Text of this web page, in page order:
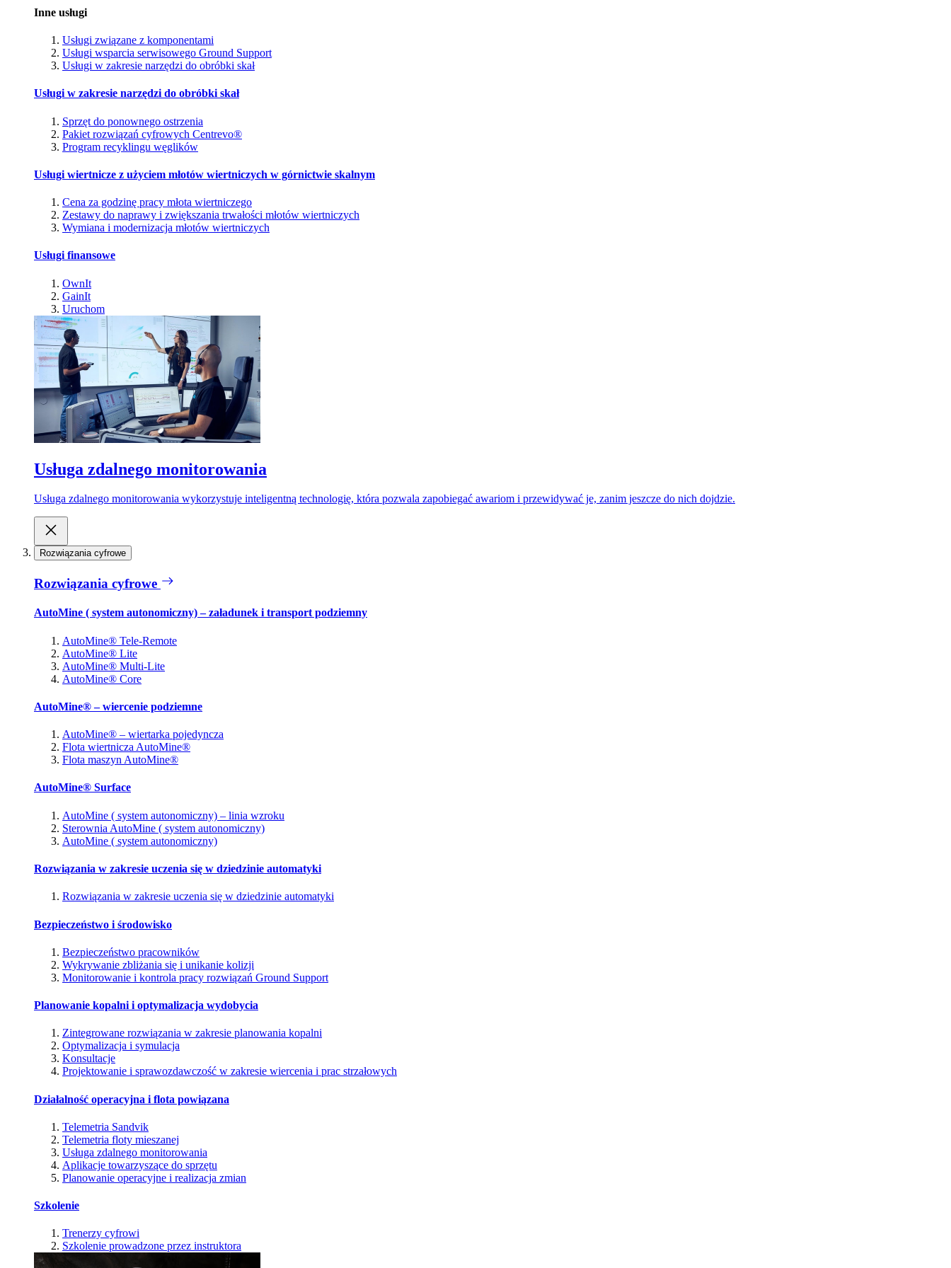
Inne usługi
Usługi związane z komponentami
Usługi wsparcia serwisowego Ground Support
Usługi w zakresie narzędzi do obróbki skał
Usługi w zakresie narzędzi do obróbki skał
Sprzęt do ponownego ostrzenia
Pakiet rozwiązań cyfrowych Centrevo®
Program recyklingu węglików
Usługi wiertnicze z użyciem młotów wiertniczych w górnictwie skalnym
Cena za godzinę pracy młota wiertniczego
Zestawy do naprawy i zwiększania trwałości młotów wiertniczych
Wymiana i modernizacja młotów wiertniczych
Usługi finansowe
OwnIt
GainIt
Uruchom
Usługa zdalnego monitorowania
Usługa zdalnego monitorowania wykorzystuje inteligentną technologię, która pozwala zapobiegać awariom i przewidywać je, zanim jeszcze do nich dojdzie.
Rozwiązania cyfrowe
Rozwiązania cyfrowe
AutoMine ( system autonomiczny) – załadunek i transport podziemny
AutoMine® Tele-Remote
AutoMine® Lite
AutoMine® Multi-Lite
AutoMine® Core
AutoMine® – wiercenie podziemne
AutoMine® – wiertarka pojedyncza
Flota wiertnicza AutoMine®
Flota maszyn AutoMine®
AutoMine® Surface
AutoMine ( system autonomiczny) – linia wzroku
Sterownia AutoMine ( system autonomiczny)
AutoMine ( system autonomiczny)
Rozwiązania w zakresie uczenia się w dziedzinie automatyki
Rozwiązania w zakresie uczenia się w dziedzinie automatyki
Bezpieczeństwo i środowisko
Bezpieczeństwo pracowników
Wykrywanie zbliżania się i unikanie kolizji
Monitorowanie i kontrola pracy rozwiązań Ground Support
Planowanie kopalni i optymalizacja wydobycia
Zintegrowane rozwiązania w zakresie planowania kopalni
Optymalizacja i symulacja
Konsultacje
Projektowanie i sprawozdawczość w zakresie wiercenia i prac strzałowych
Działalność operacyjna i flota powiązana
Telemetria Sandvik
Telemetria floty mieszanej
Usługa zdalnego monitorowania
Aplikacje towarzyszące do sprzętu
Planowanie operacyjne i realizacja zmian
Szkolenie
Trenerzy cyfrowi
Szkolenie prowadzone przez instruktora